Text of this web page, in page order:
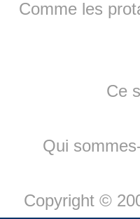
Comme les
Ce
Qui
Copyright ©